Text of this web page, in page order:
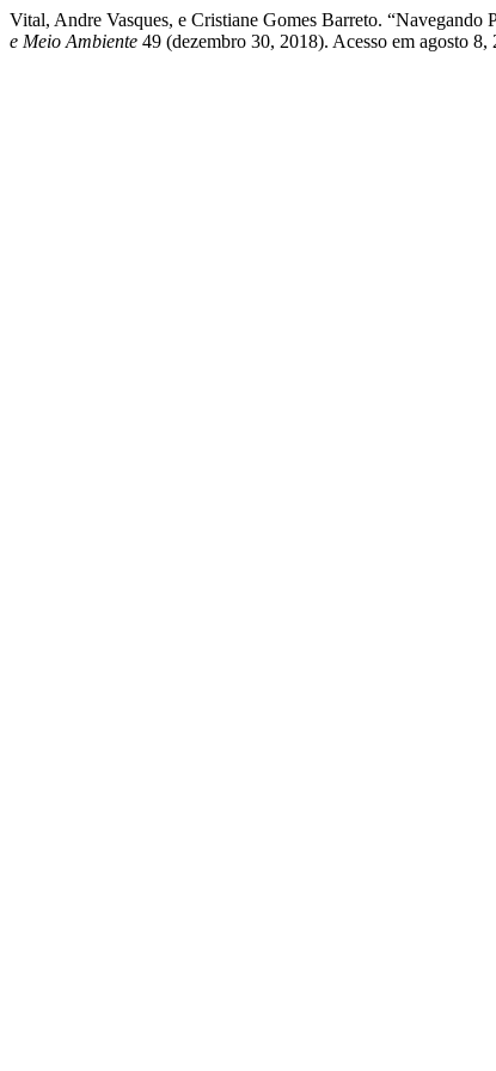
Vital, Andre Vasques, e Cristiane Gomes Barreto.
e Meio Ambiente 49 (dezembro 30, 2018). Acesso em agosto